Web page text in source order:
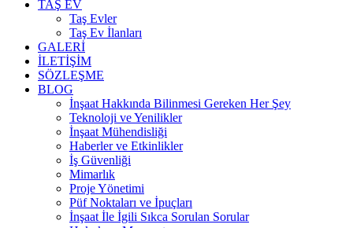
TAŞ EV
Taş Evler
Taş Ev İlanları
GALERİ
İLETİŞİM
SÖZLEŞME
BLOG
İnşaat Hakkında Bilinmesi Gereken Her Şey
Teknoloji ve Yenilikler
İnşaat Mühendisliği
Haberler ve Etkinlikler
İş Güvenliği
Mimarlık
Proje Yönetimi
Püf Noktaları ve İpuçları
İnşaat İle İgili Sıkca Sorulan Sorular